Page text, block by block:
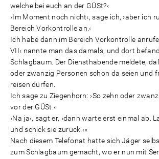
welche bei euch an der GÜSt?‹
›Im Moment noch nicht‹, sage ich, ›aber ich
Bereich Vorkontrolle an.‹
Ich habe dann im Bereich Vorkontrolle
VII‹ nannte man das damals, und dort
Schlagbaum. Der Diensthabende meldete,
oder zwanzig Personen schon da seien und
reisen dürfen.
Ich sage zu Ziegenhorn: ›So zehn oder
vor der GÜSt.‹
›Na ja‹, sagt er, ›dann warte erst einmal ab.
und schick sie zurück.‹«
Nach diesem Telefonat hatte sich Jäger
zum Schlagbaum gemacht, wo er nun mit